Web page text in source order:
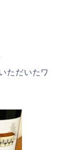
ただいたワ